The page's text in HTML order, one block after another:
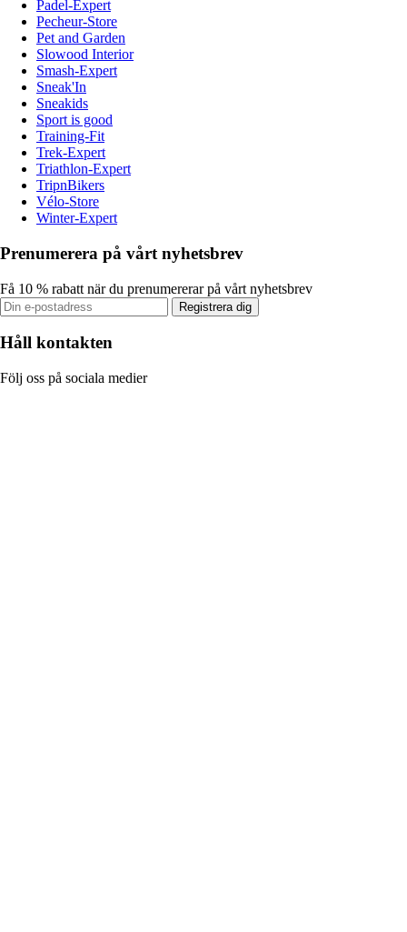
Padel-Expert
Pecheur-Store
Pet and Garden
Slowood Interior
Smash-Expert
Sneak'In
Sneakids
Sport is good
Training-Fit
Trek-Expert
Triathlon-Expert
TripnBikers
Vélo-Store
Winter-Expert
Prenumerera på vårt nyhetsbrev
Få 10 % rabatt när du prenumererar på vårt nyhetsbrev
Registrera dig
Håll kontakten
Följ oss på sociala medier